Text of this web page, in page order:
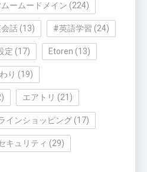
ームードメイン (224)
話 (13) #英語学習 (24)
定 (17) Etoren (13)
り (19)
エアトリ (21)
インショッピング (17)
キュリティ (29)